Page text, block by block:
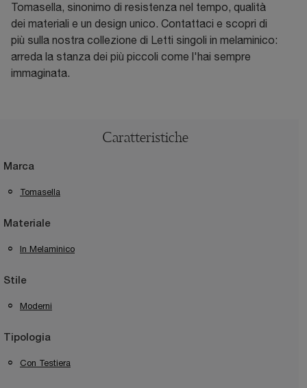
Tomasella, sinonimo di resistenza nel tempo, qualità
dei materiali e un design unico. Contattaci e scopri di
più sulla nostra collezione di Letti singoli in melaminico:
arreda la stanza dei più piccoli come l'hai sempre
immaginata.
Caratteristiche
Marca
Tomasella
Materiale
In Melaminico
Stile
Moderni
Tipologia
Con Testiera